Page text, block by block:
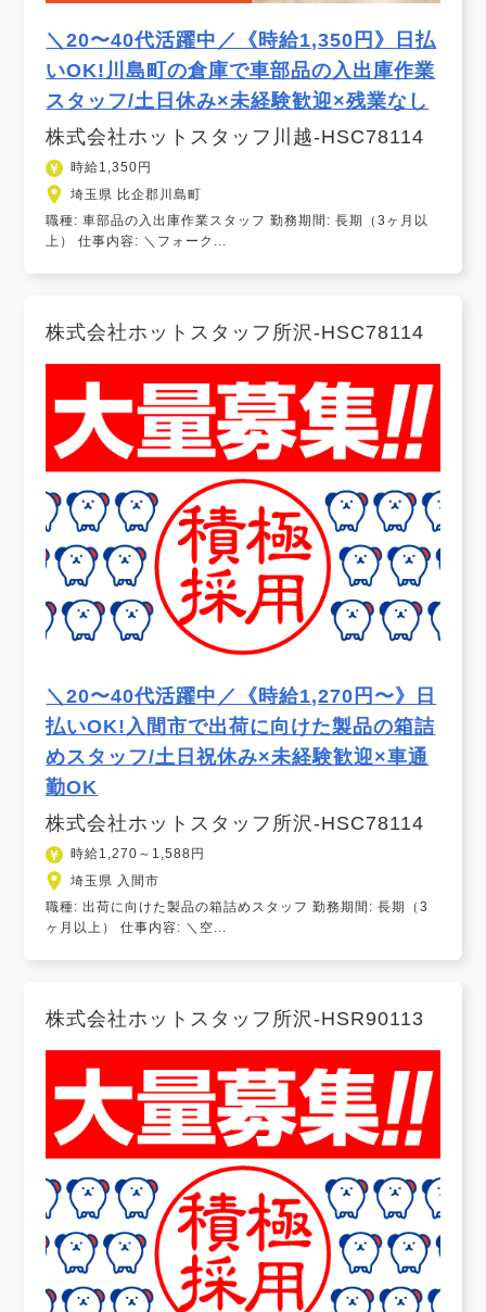
＼20〜40代活躍中／《時給1,350円》日払
いOK!川島町の倉庫で車部品の入出庫作業
スタッフ/土日休み×未経験歓迎×残業なし
株式会社ホットスタッフ川越-HSC78114
時給1,350円
埼玉県 比企郡川島町
職種: 車部品の入出庫作業スタッフ 勤務期間: 長期（3ヶ月以
上） 仕事内容: ＼フォーク...
株式会社ホットスタッフ所沢-HSC78114
＼20〜40代活躍中／《時給1,270円〜》日
払いOK!入間市で出荷に向けた製品の箱詰
めスタッフ/土日祝休み×未経験歓迎×車通
勤OK
株式会社ホットスタッフ所沢-HSC78114
時給1,270～1,588円
埼玉県 入間市
職種: 出荷に向けた製品の箱詰めスタッフ 勤務期間: 長期（3
ヶ月以上） 仕事内容: ＼空...
株式会社ホットスタッフ所沢-HSR90113